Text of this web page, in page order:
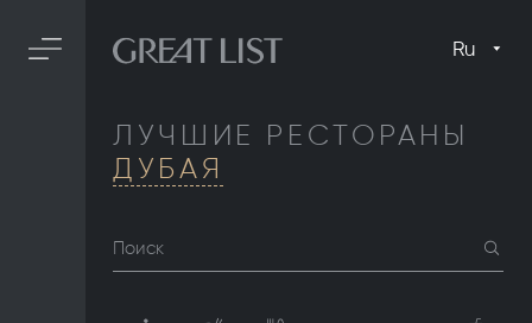
Ru
ЛУЧШИЕ РЕСТОРАНЫ
ДУБАЯ
Поиск